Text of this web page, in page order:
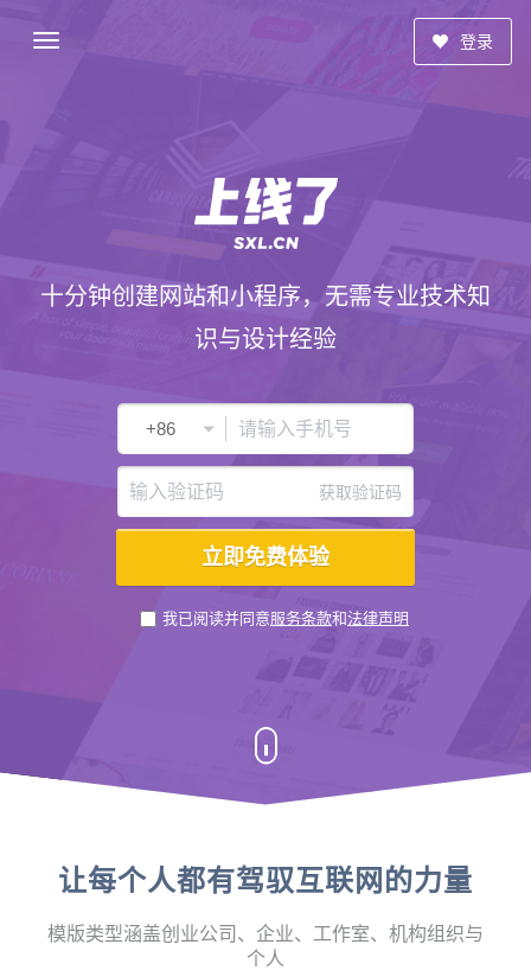
登录
十分钟创建网站和小程序，无需专业技术知
识与设计经验
获取验证码
我已阅读并同意服务条款和法律声明
让每个人都有驾驭互联网的力量
模版类型涵盖创业公司、企业、工作室、机构组织与
个人